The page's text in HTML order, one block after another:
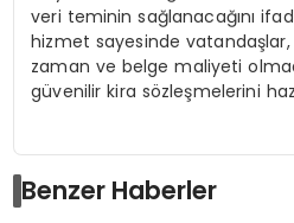
veri teminin sağlanacağını
hizmet sayesinde vatandaşlar,
zaman ve belge maliyeti
güvenilir kira sözleşmelerini
Benzer Haberler